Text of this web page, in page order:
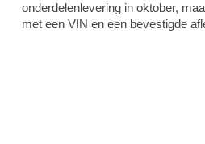
onderdelenlevering in oktober,
met een VIN en een bevestigde